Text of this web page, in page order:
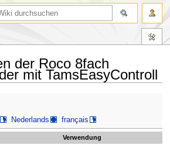
der Roco 8fach
mit TamsEasyControll
Nederlands français
Verwendung